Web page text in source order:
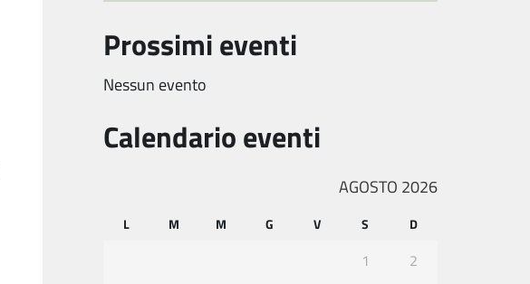
Prossimi eventi
Nessun evento
Calendario eventi
AGOSTO 2026
L M M G V S D
1
2